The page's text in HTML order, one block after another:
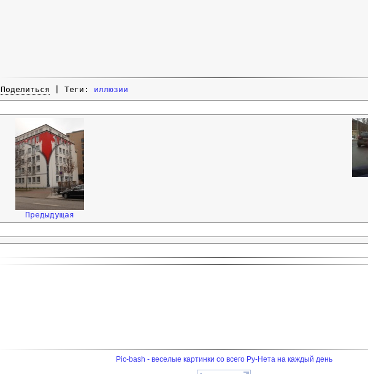
Поделиться | Теги: иллюзии
Предыдущая
Pic-bash - веселые картинки со всего Ру-Нета на каждый день